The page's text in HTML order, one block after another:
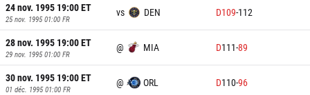
24 nov. 1995 19:00ET
25 nov. 1995 01:00 FR
vs DEN D109-112
28 nov. 1995 19:00ET
29 nov. 1995 01:00 FR
@ MIA D111-89
30 nov. 1995 19:00ET
01 déc. 1995 01:00 FR
@ ORL D110-96